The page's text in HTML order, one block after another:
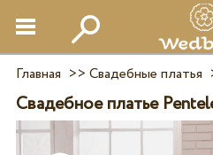
Главная >> Свадебные платья
Свадебное платье